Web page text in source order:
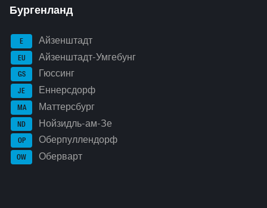
Бургенланд
E Айзенштадт
EU Айзенштадт-Умгебунг
GS Гюссинг
JE Еннерсдорф
MA Маттерсбург
ND Нойзидль-ам-Зе
OP Оберпуллендорф
OW Оберварт